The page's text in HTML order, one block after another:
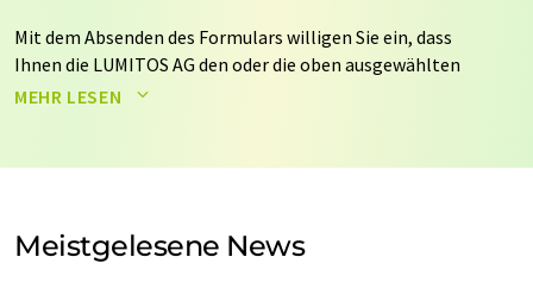
Mit dem Absenden des Formulars willigen Sie ein, dass
Ihnen die LUMITOS AG den oder die oben ausgewählten
Newsletter per E-Mail zusendet. Ihre Daten werden
auf Basis unsererDatenschutzerklärung. LUMITOS darf
Meinungsforschung per E-Mail kontaktieren. Ihre
Einwilligung können Sie jederzeit ohne Angabe von
MEHR LESEN
Meistgelesene News